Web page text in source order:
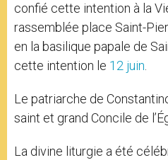
confié cette intention à la
rassemblée place Saint-
en la basilique papale de
cette intention le 12 juin
Le patriarche de
saint et grand Concile de
La divine liturgie a été